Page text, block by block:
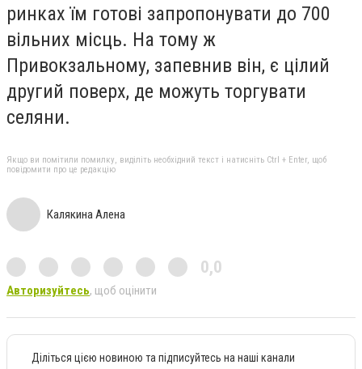
ринках їм готові запропонувати до 700
вільних місць. На тому ж
Привокзальному, запевнив він, є цілий
другий поверх, де можуть торгувати
селяни.
Якщо ви помітили помилку, виділіть необхідний текст і натисніть Ctrl + Enter, щоб
повідомити про це редакцію
Калякина Алена
0,0
Авторизуйтесь, щоб оцінити
Діліться цією новиною та підписуйтесь на наші канали